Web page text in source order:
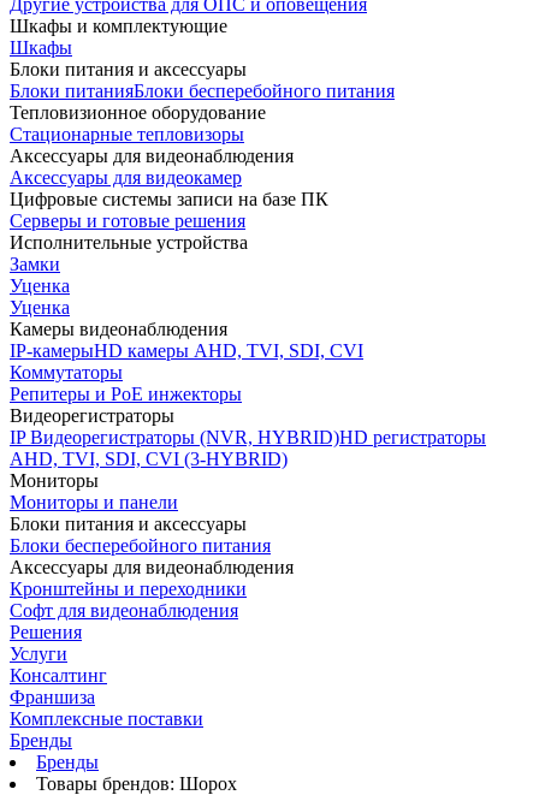
Другие устройства для ОПС и оповещения
Шкафы и комплектующие
Шкафы
Блоки питания и аксессуары
Блоки питанияБлоки бесперебойного питания
Тепловизионное оборудование
Стационарные тепловизоры
Аксессуары для видеонаблюдения
Аксессуары для видеокамер
Цифровые системы записи на базе ПК
Серверы и готовые решения
Исполнительные устройства
Замки
Уценка
Уценка
Камеры видеонаблюдения
IP-камерыHD камеры AHD, TVI, SDI, CVI
Коммутаторы
Репитеры и PoE инжекторы
Видеорегистраторы
IP Видеорегистраторы (NVR, HYBRID)HD регистраторы
AHD, TVI, SDI, CVI (3-HYBRID)
Мониторы
Мониторы и панели
Блоки питания и аксессуары
Блоки бесперебойного питания
Аксессуары для видеонаблюдения
Кронштейны и переходники
Софт для видеонаблюдения
Решения
Услуги
Консалтинг
Франшиза
Комплексные поставки
Бренды
Бренды
Товары брендов: Шорох